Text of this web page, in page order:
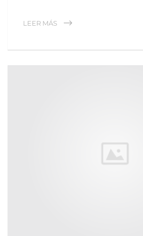
LEER MÁS